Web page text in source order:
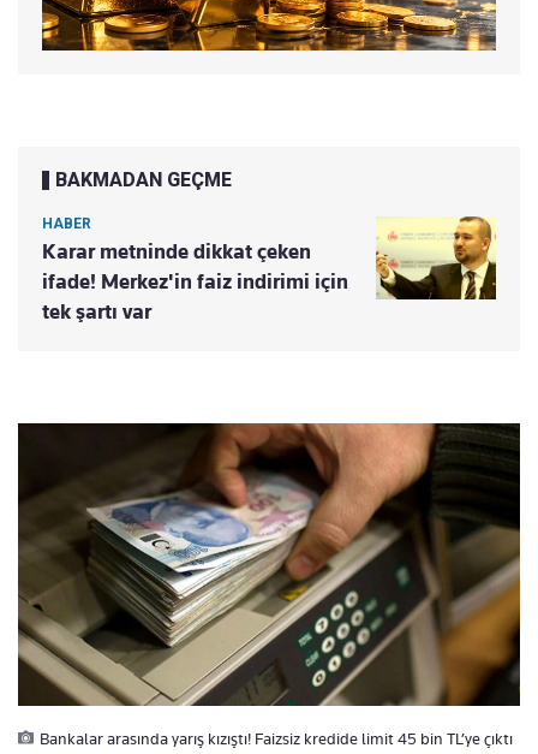
BAKMADAN GEÇME
HABER
Karar metninde dikkat çeken
ifade! Merkez'in faiz indirimi için
tek şartı var
Bankalar arasında yarış kızıştı! Faizsiz kredide limit 45 bin TL’ye çıktı